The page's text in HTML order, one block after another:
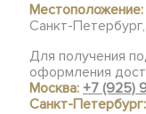
Местоположение:
Санкт-
Для получения
оформления
Москва:+7 (925)
Санкт-